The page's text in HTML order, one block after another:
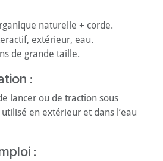
naturelle + corde.
extérieur, eau.
de grande taille.
:
lancer ou de traction sous
en extérieur et dans l’eau
: